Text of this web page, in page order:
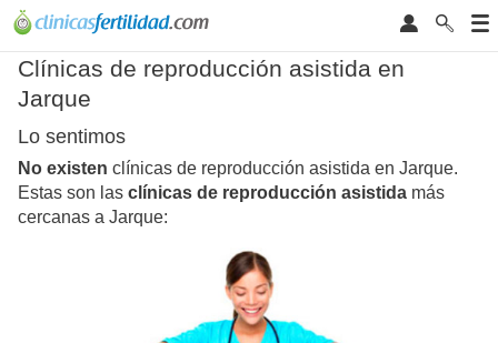
Clínicas de reproducción asistida en
Jarque
Lo sentimos
No existen clínicas de reproducción asistida en Jarque.
Estas son las clínicas de reproducción asistida más
cercanas a Jarque: